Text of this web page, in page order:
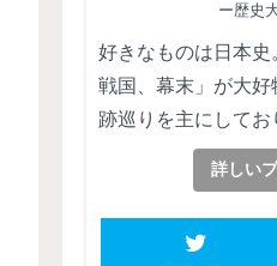
ー歴史
好きなものは日本史
戦国、幕末」が大
跡巡りを主にしてお
詳しい